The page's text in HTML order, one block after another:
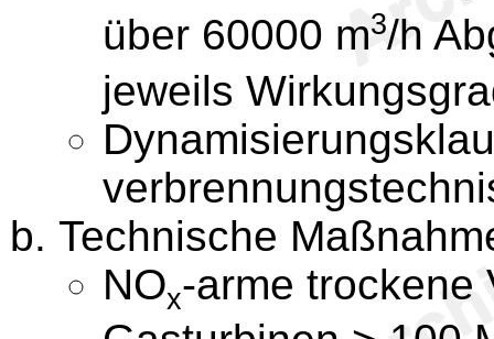
über 60000 m3/h
jeweils
Technische
NOx-arme trockene